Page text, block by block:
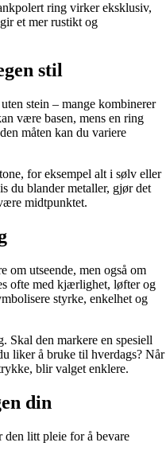
ring virker eksklusiv,
et mer rustikt og
stil
stein – mange kombinerer
være basen, mens en ring
måten kan du variere
for eksempel alt i sølv eller
du blander metaller, gjør det
midtpunktet.
om utseende, men også om
ofte med kjærlighet, løfter og
styrke, enkelhet og
Skal den markere en spesiell
liker å bruke til hverdags? Når
blir valget enklere.
din
den litt pleie for å bevare